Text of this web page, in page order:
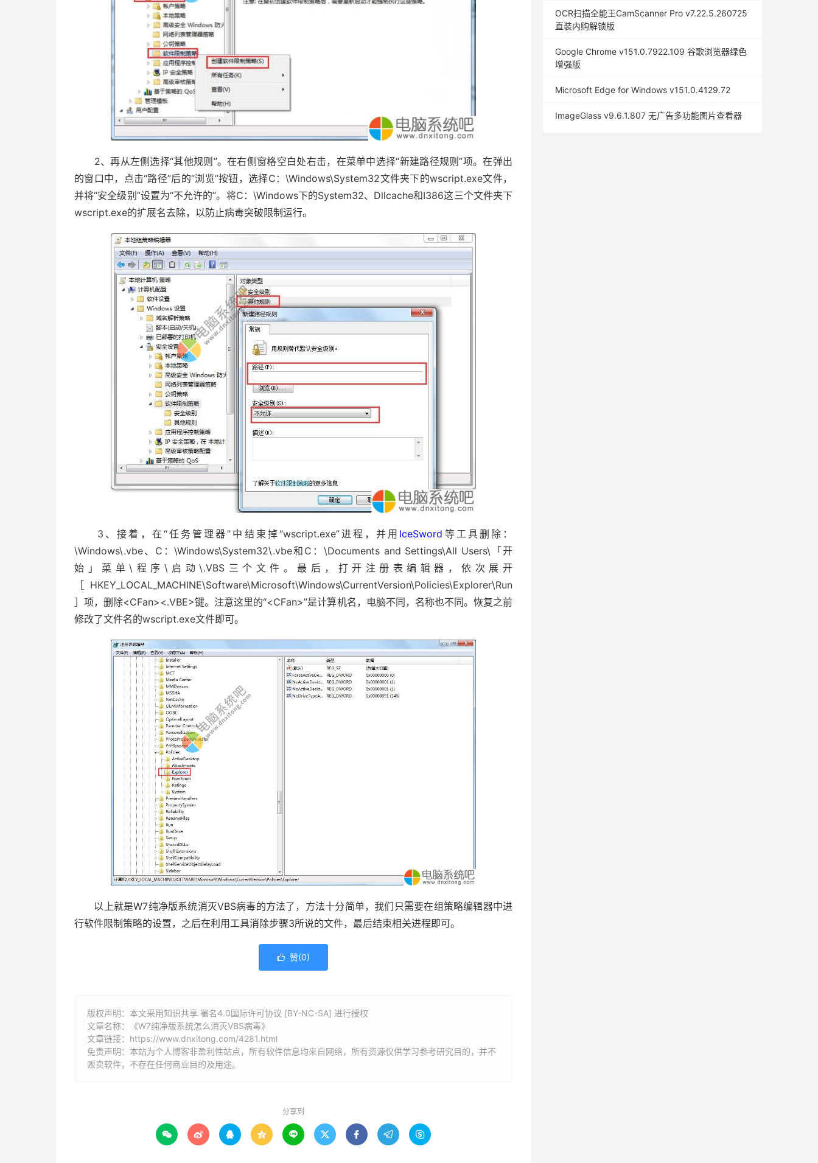
2、再从左侧选择“其他规则”。在右侧窗格空白处右击，在菜单中选择“新建路径规则”项。在弹出
的窗口中，点击“路径”后的“浏览”按钮，选择C：\Windows\System32文件夹下的wscript.exe文件，
并将“安全级别”设置为“不允许的”。将C：\Windows下的System32、Dllcache和I386这三个文件夹下
wscript.exe的扩展名去除，以防止病毒突破限制运行。
3、接着，在“任务管理器”中结束掉“wscript.exe”进程，并用 IceSword 等工具删除：
\Windows\.vbe、C：\Windows\System32\.vbe和C：\Documents and Settings\All Users\「开
始」菜单\程序\启动\.VBS三个文件。最后，打开注册表编辑器，依次展开
［HKEY_LOCAL_MACHINE\Software\Microsoft\Windows\CurrentVersion\Policies\Explorer\Run
］项，删除<CFan><.VBE>键。注意这里的“<CFan>”是计算机名，电脑不同，名称也不同。恢复之前
修改了文件名的wscript.exe文件即可。
以上就是W7纯净版系统消灭VBS病毒的方法了，方法十分简单，我们只需要在组策略编辑器中进
行软件限制策略的设置，之后在利用工具消除步骤3所说的文件，最后结束相关进程即可。
 赞(0)
版权声明：本文采用知识共享 署名4.0国际许可协议 [BY-NC-SA] 进行授权
文章名称：《W7纯净版系统怎么消灭VBS病毒》
文章链接： https://www.dnxitong.com/4281.html
免责声明：本站为个人博客非盈利性站点，所有软件信息均来自网络，所有资源仅供学习参考研究目的，并不
贩卖软件，不存在任何商业目的及用途。
分享到
        
OCR扫描全能王CamScanner Pro v7.22.5.260725
直装内购解锁版
Google Chrome v151.0.7922.109 谷歌浏览器绿色
增强版
Microsoft Edge for Windows v151.0.4129.72
ImageGlass v9.6.1.807 无广告多功能图片查看器